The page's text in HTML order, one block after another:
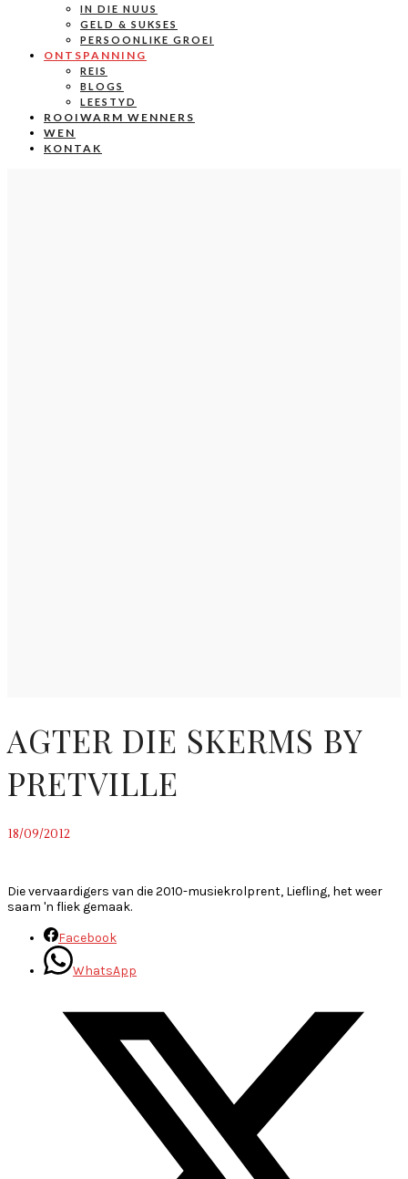
IN DIE NUUS
GELD & SUKSES
PERSOONLIKE GROEI
ONTSPANNING
REIS
BLOGS
LEESTYD
ROOIWARM WENNERS
WEN
KONTAK
AGTER DIE SKERMS BY
PRETVILLE
18/09/2012
Die vervaardigers van die 2010-musiekrolprent, Liefling, het weer
saam 'n fliek gemaak.
Facebook
WhatsApp